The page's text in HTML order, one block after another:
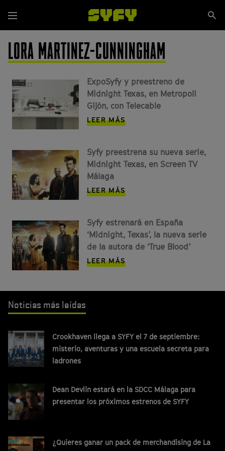
contenido
principal
Menú
LORA MARTINEZ-CUNNINGHAM
ExpoSyfy y preestreno de
Midnight Texas, en Metropoli
Gijón, con Telecable
LEER MÁS
Syfy preestrena su nueva serie,
Midnight Texas, en Screen TV
Málaga
LEER MÁS
Syfy estrenará en España
‘Midnight, Texas’, la nueva serie
de la autora de ‘True Blood’
LEER MÁS
Noticias más leídas
Crookhaven llega a SYFY el 7 de septiembre:
misterio, aventuras y una escuela secreta para
ladrones
Dean Devlin estará en la SDCC Málaga para
presentar los próximos estrenos de SYFY
¿Quieres ganar un pack de merchandising de La